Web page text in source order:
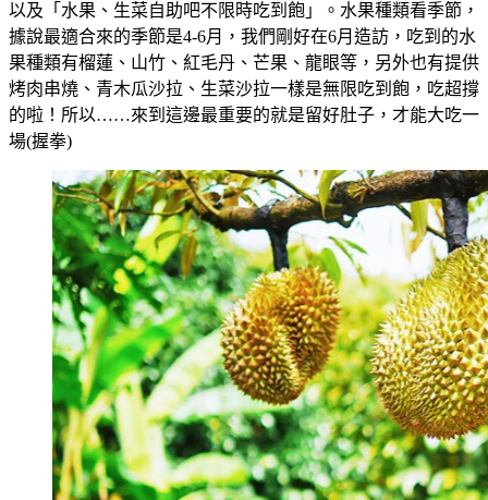
以及「水果、生菜自助吧不限時吃到飽」。水果種類看季節，
據說最適合來的季節是4-6月，我們剛好在6月造訪，吃到的水
果種類有榴蓮、山竹、紅毛丹、芒果、龍眼等，另外也有提供
烤肉串燒、青木瓜沙拉、生菜沙拉一樣是無限吃到飽，吃超撐
的啦！所以……來到這邊最重要的就是留好肚子，才能大吃一
場(握拳)